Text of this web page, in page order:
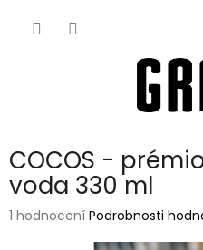
COCOS -
voda 330 ml
Průměrné
1 hodnocení Podrobnosti